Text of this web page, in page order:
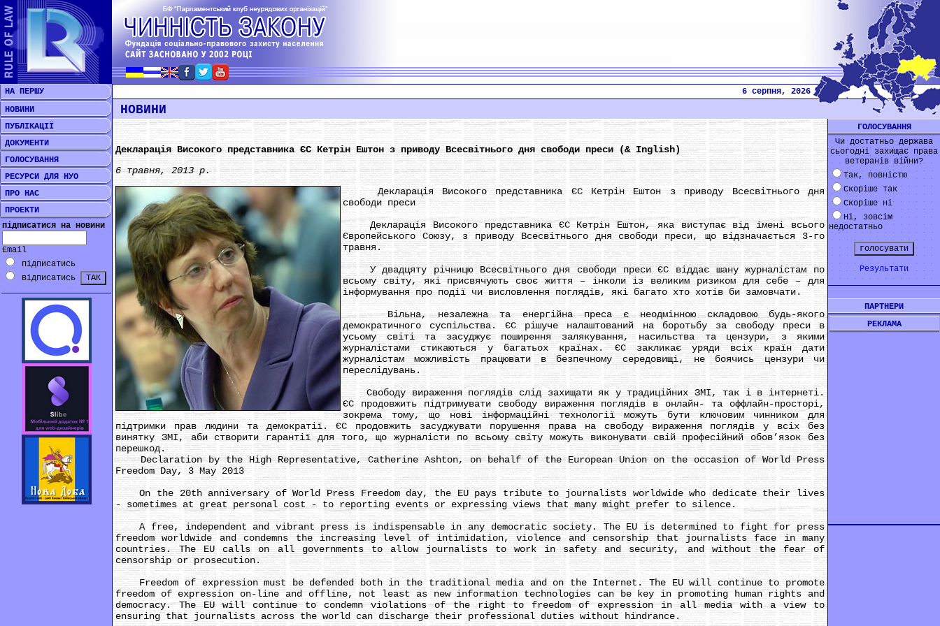
НА ПЕРШУ
6 серпня, 2026
НОВИНИ
ПУБЛІКАЦІЇ
ДОКУМЕНТИ
ГОЛОСУВАННЯ
РЕСУРСИ ДЛЯ НУО
ПРО НАС
ПРОЕКТИ
підписатися на новини
Email
підписатись
відписатись
НОВИНИ
Декларація Високого представника ЄС Кетрін Ештон з приводу Всесвітнього дня свободи преси (& Inglish)
6 травня, 2013 р.
Декларація Високого представника ЄС Кетрін Ештон з приводу Всесвітнього дня
свободи преси
Декларація Високого представника ЄС Кетрін Ештон, яка виступає від імені всього
Європейського Союзу, з приводу Всесвітнього дня свободи преси, що відзначається 3-го
травня.
У двадцяту річницю Всесвітнього дня свободи преси ЄС віддає шану журналістам по
всьому світу, які присвячують своє життя – інколи із великим ризиком для себе – для
інформування про події чи висловлення поглядів, які багато хто хотів би замовчати.
Вільна, незалежна та енергійна преса є неодмінною складовою будь-якого
демократичного суспільства. ЄС рішуче налаштований на боротьбу за свободу преси в
усьому світі та засуджує поширення залякування, насильства та цензури, з якими
журналістами стикаються у багатьох країнах. ЄС закликає уряди всіх країн дати
журналістам можливість працювати в безпечному середовищі, не боячись цензури чи
переслідувань.
Свободу вираження поглядів слід захищати як у традиційних ЗМІ, так і в інтернеті.
ЄС продовжить підтримувати свободу вираження поглядів в онлайн- та оффлайн-просторі,
зокрема тому, що нові інформаційні технології можуть бути ключовим чинником для
підтримки прав людини та демократії. ЄС продовжить засуджувати порушення права на свободу вираження поглядів у всіх без
винятку ЗМІ, аби створити гарантії для того, що журналісти по всьому світу можуть виконувати свій професійний обов’язок без
перешкод.
Declaration by the High Representative, Catherine Ashton, on behalf of the European Union on the occasion of World Press
Freedom Day, 3 May 2013
On the 20th anniversary of World Press Freedom day, the EU pays tribute to journalists worldwide who dedicate their lives
- sometimes at great personal cost - to reporting events or expressing views that many might prefer to silence.
A free, independent and vibrant press is indispensable in any democratic society. The EU is determined to fight for press
freedom worldwide and condemns the increasing level of intimidation, violence and censorship that journalists face in many
countries. The EU calls on all governments to allow journalists to work in safety and security, and without the fear of
censorship or prosecution.
Freedom of expression must be defended both in the traditional media and on the Internet. The EU will continue to promote
freedom of expression on-line and offline, not least as new information technologies can be key in promoting human rights and
democracy. The EU will continue to condemn violations of the right to freedom of expression in all media with a view to
ensuring that journalists across the world can discharge their professional duties without hindrance.
ГОЛОСУВАННЯ
Чи достатньо держава
сьогодні захищає права
ветеранів війни?
Так, повністю
Скоріше так
Скоріше ні
Ні, зовсім
недостатньо
Результати
ПАРТНЕРИ
РЕКЛАМА